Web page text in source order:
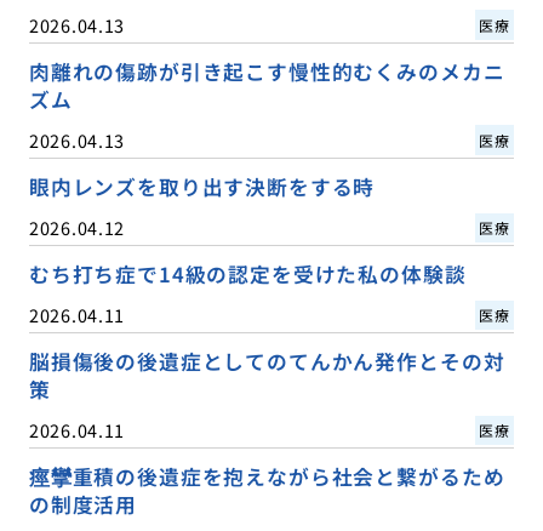
2026.04.13 医療
肉離れの傷跡が引き起こす慢性的むくみのメカニ
ズム
2026.04.13 医療
眼内レンズを取り出す決断をする時
2026.04.12 医療
むち打ち症で14級の認定を受けた私の体験談
2026.04.11 医療
脳損傷後の後遺症としてのてんかん発作とその対
策
2026.04.11 医療
痙攣重積の後遺症を抱えながら社会と繋がるため
の制度活用